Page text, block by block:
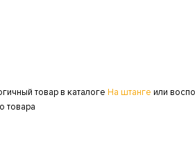
товар в каталоге На штанге или
товара